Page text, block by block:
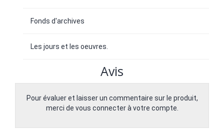
Fonds d'archives
Les jours et les oeuvres.
Avis
Pour évaluer et laisser un commentaire sur le produit,
merci de vous connecter à votre compte.